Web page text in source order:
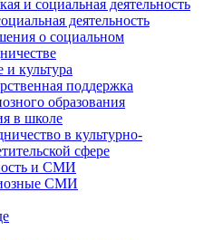
и социальная деятельность
деятельность
о социальном
и культура
поддержка
образования
в школе
в культурно-
сфере
и СМИ
СМИ